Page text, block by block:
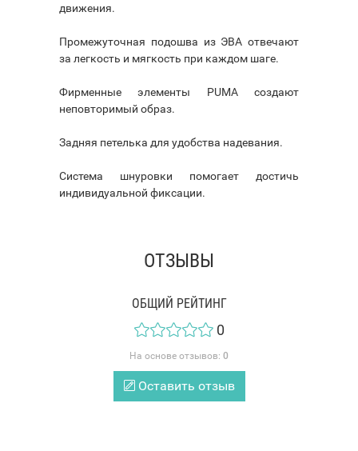
движения.
Промежуточная подошва из ЭВА отвечают
за легкость и мягкость при каждом шаге.
Фирменные элементы PUMA создают
неповторимый образ.
Задняя петелька для удобства надевания.
Система шнуровки помогает достичь
индивидуальной фиксации.
ОТЗЫВЫ
ОБЩИЙ РЕЙТИНГ
0
На основе отзывов: 0
Оставить отзыв